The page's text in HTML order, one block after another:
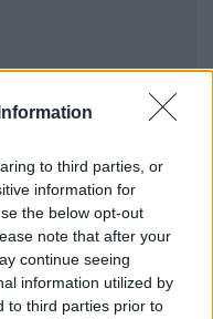
to third parties, or
information for
the below opt-out
note that after your
continue seeing
information utilized by
to third parties prior to
για τους
Αθήνας
την
των